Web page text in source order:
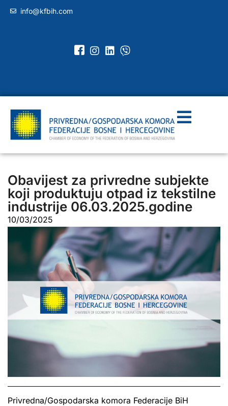
info@kfbih.com
Obavijest za privredne subjekte
koji produktuju otpad iz tekstilne
industrije 06.03.2025.godine
10/03/2025
Privredna/Gospodarska komora Federacije BiH